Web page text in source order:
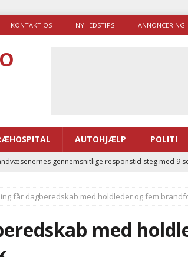
KONTAKT OS NYHEDSTIPS ANNONCERING
AUTOHJÆLP POLITI
gennemsnitlige responstid steg med 9
Udløb af sygetransporttilladelser kan sende
og el-sygetransportvogn til Samsø
får dagberedskab med holdleder og fem
med